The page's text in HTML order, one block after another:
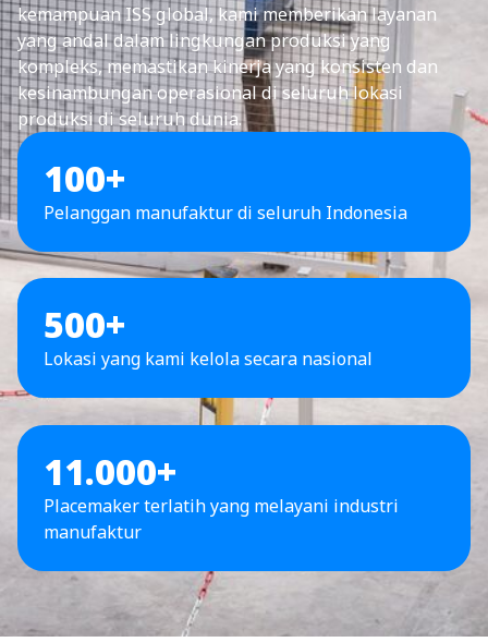
kemampuan ISS global, kami memberikan layanan
yang andal dalam lingkungan produksi yang
kompleks, memastikan kinerja yang konsisten dan
kesinambungan operasional di seluruh lokasi
produksi di seluruh dunia.
100+
Pelanggan manufaktur di seluruh Indonesia
500+
Lokasi yang kami kelola secara nasional
11.000+
Placemaker terlatih yang melayani industri
manufaktur